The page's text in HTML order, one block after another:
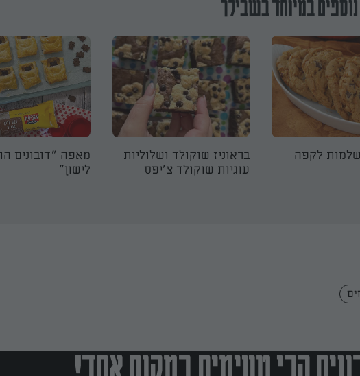
במיוחד בשבילך
לקפה
בראוניז שוקולד ושלוליות
עוגיות שוקולד צ'יפס
מאפה "דובונים
לישון"